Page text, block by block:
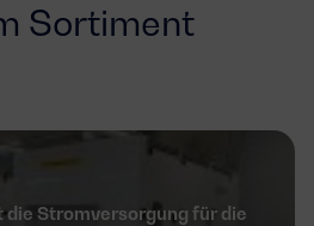
Sortiment
Stromversorgung für die